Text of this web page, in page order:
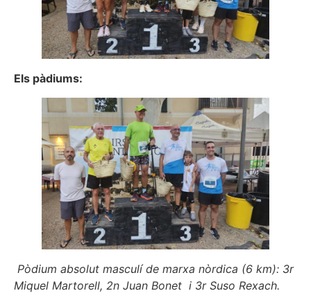
Els pàdiums:
Pòdium absolut masculí de marxa nòrdica (6 km): 3r
Miquel Martorell, 2n Juan Bonet i 3r Suso Rexach.